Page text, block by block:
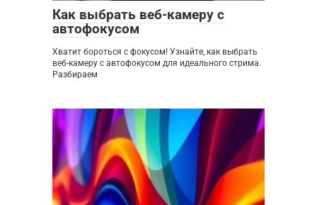
Как выбрать веб-камеру с
автофокусом
Хватит бороться с фокусом! Узнайте, как выбрать
веб-камеру с автофокусом для идеального стрима.
Разбираем